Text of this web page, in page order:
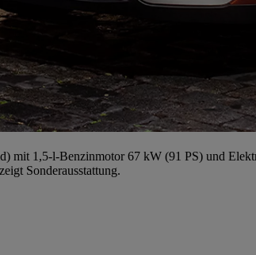
mit 1,5-l-Benzinmotor 67 kW (91 PS) und
Sonderausstattung.